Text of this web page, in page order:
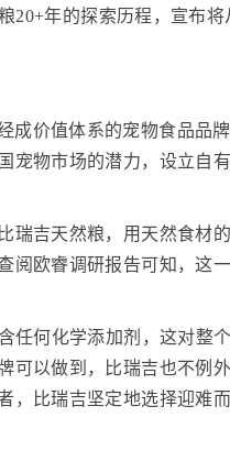
20+年的探索历程，宣布将
成价值体系的宠物食品品
宠物市场的潜力，设立自
瑞吉天然粮，用天然食材
阅欧睿调研报告可知，这
任何化学添加剂，这对整
可以做到，比瑞吉也不例
，比瑞吉坚定地选择迎难